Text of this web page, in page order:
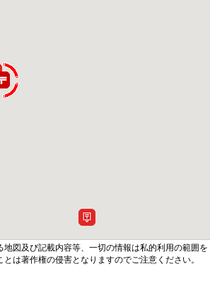
地図及び記載内容等、一切の情報は私的利用の範囲を
は著作権の侵害となりますのでご注意ください。